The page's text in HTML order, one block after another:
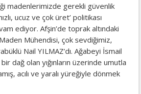
madenlerimizde gerekli güvenlik
ucuz ve çok üret’ politikası
ediyor. Afşin’de toprak altındaki
Mühendisi, çok sevdiğimiz,
Nail YILMAZ’dı. Ağabeyi İsmail
dağ olan yığınların üzerinde umutla
acılı ve yaralı yüreğiyle dönmek